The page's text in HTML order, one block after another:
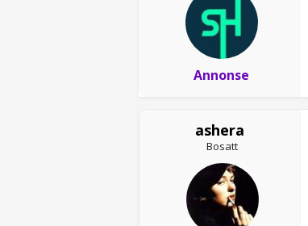
Annonse
ashera
Bosatt